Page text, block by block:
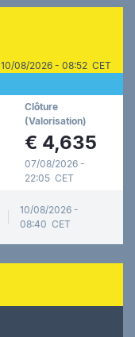
10/08/2026 - 08:52 CET
Clôture
(Valorisation)
€ 4,635
07/08/2026 -
22:05 CET
10/08/2026 -
08:40 CET